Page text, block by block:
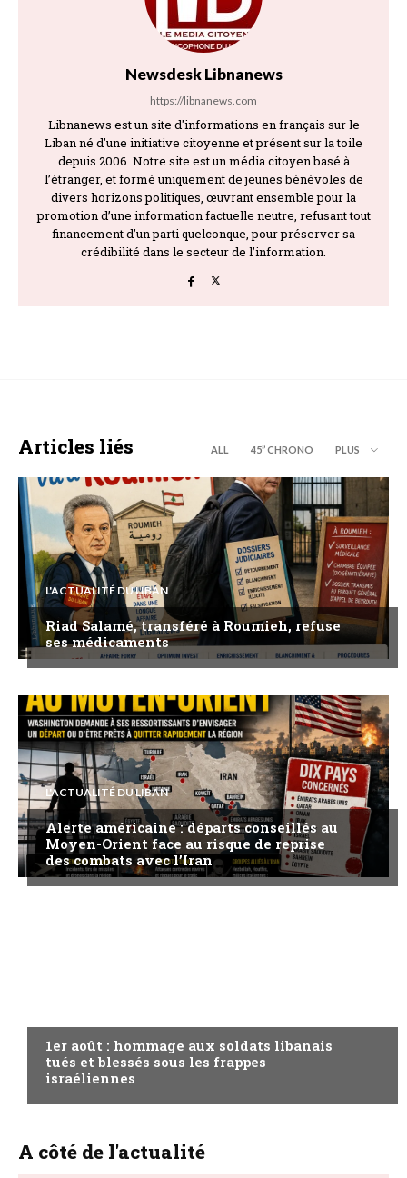
Newsdesk Libnanews
https://libnanews.com
Libnanews est un site d'informations en français sur le
Liban né d'une initiative citoyenne et présent sur la toile
depuis 2006. Notre site est un média citoyen basé à
l’étranger, et formé uniquement de jeunes bénévoles de
divers horizons politiques, œuvrant ensemble pour la
promotion d’une information factuelle neutre, refusant tout
financement d’un parti quelconque, pour préserver sa
crédibilité dans le secteur de l’information.
Articles liés ALL 45’’ CHRONO PLUS
L'ACTUALITÉ DU LIBAN
Riad Salamé, transféré à Roumieh, refuse
ses médicaments
L'ACTUALITÉ DU LIBAN
Alerte américaine : départs conseillés au
Moyen-Orient face au risque de reprise
des combats avec l’Iran
1er août : hommage aux soldats libanais
tués et blessés sous les frappes
israéliennes
A côté de l'actualité